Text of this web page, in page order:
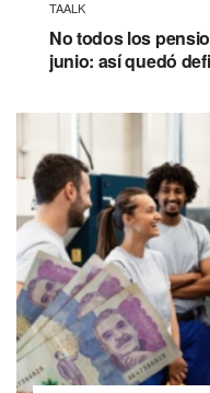
TAALK
No todos los
junio: así quedó